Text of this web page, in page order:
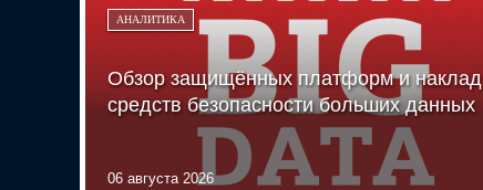
АНАЛИТИКА
Обзор защищённых платформ и
средств безопасности больших данных
06 августа 2026